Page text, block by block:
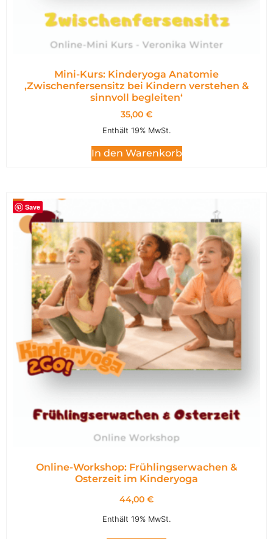
Mini-Kurs: Kinderyoga Anatomie
,Zwischenfersensitz bei Kindern verstehen &
sinnvoll begleiten‘
35,00 €
Enthält 19% MwSt.
In den Warenkorb
Save
Online-Workshop: Frühlingserwachen &
Osterzeit im Kinderyoga
44,00 €
Enthält 19% MwSt.